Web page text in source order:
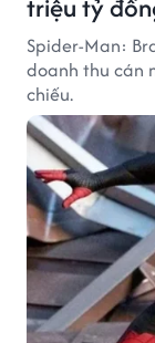
Spider-Man:
doanh thu cán
chiếu.